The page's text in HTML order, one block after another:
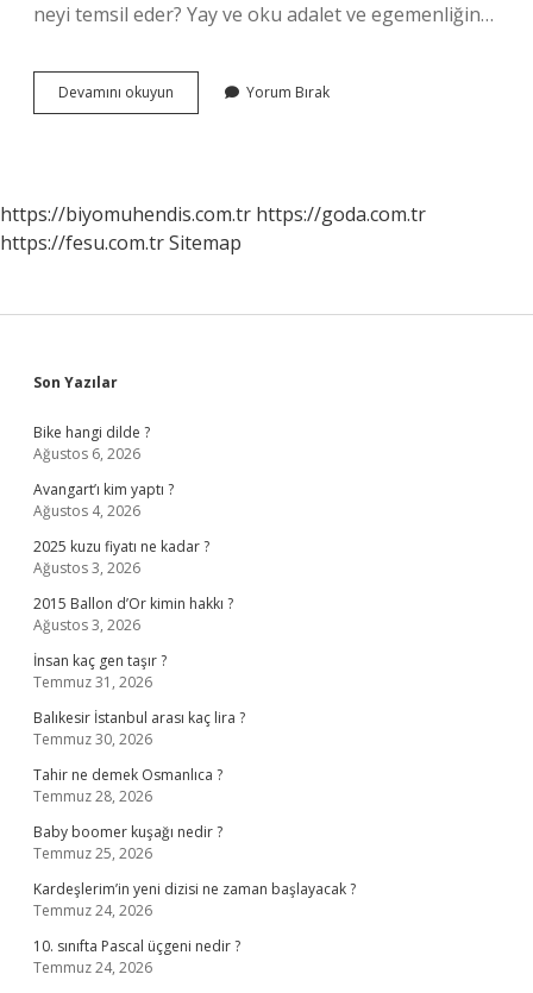
neyi temsil eder? Yay ve oku adalet ve egemenliğin…
Devamını okuyun
Işareti
Yorum Bırak
https://biyomuhendis.com.tr https://goda.com.tr
https://fesu.com.trSitemap
Sidebar
Son Yazılar
Bike hangi dilde ?
Ağustos 6, 2026
Avangart’ı kim yaptı ?
Ağustos 4, 2026
2025 kuzu fiyatı ne kadar ?
Ağustos 3, 2026
2015 Ballon d’Or kimin hakkı ?
Ağustos 3, 2026
İnsan kaç gen taşır ?
Temmuz 31, 2026
Balıkesir İstanbul arası kaç lira ?
Temmuz 30, 2026
Tahir ne demek Osmanlıca ?
Temmuz 28, 2026
Baby boomer kuşağı nedir ?
Temmuz 25, 2026
Kardeşlerim’in yeni dizisi ne zaman başlayacak ?
Temmuz 24, 2026
10. sınıfta Pascal üçgeni nedir ?
Temmuz 24, 2026